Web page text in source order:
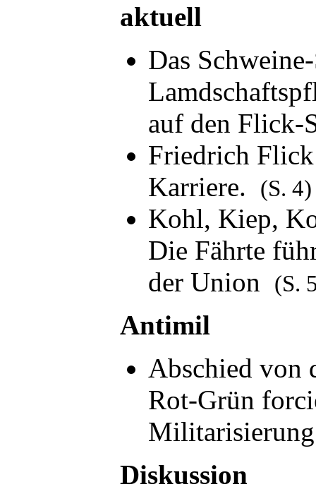
aktuell
Das
auf den
Friedrich Flick
Karriere.
(S. 4)
Kohl, Kiep,
Die Fährte
der Union
(S.
Antimil
Abschied von
Rot-Grün
Diskussion